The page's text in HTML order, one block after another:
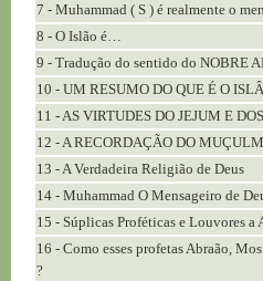
7 - Muhammad ( S ) é realmente o
8 - O Islão é…
9 - Tradução do sentido do NOBRE
10 - UM RESUMO DO QUE É O
11 - AS VIRTUDES DO JEJUM E
12 - A RECORDAÇÃO DO
13 - A Verdadeira Religião de Deus
14 - Muhammad O Mensageiro de
15 - Súplicas Proféticas e Louvores a
16 - Como esses profetas Abraão,
?